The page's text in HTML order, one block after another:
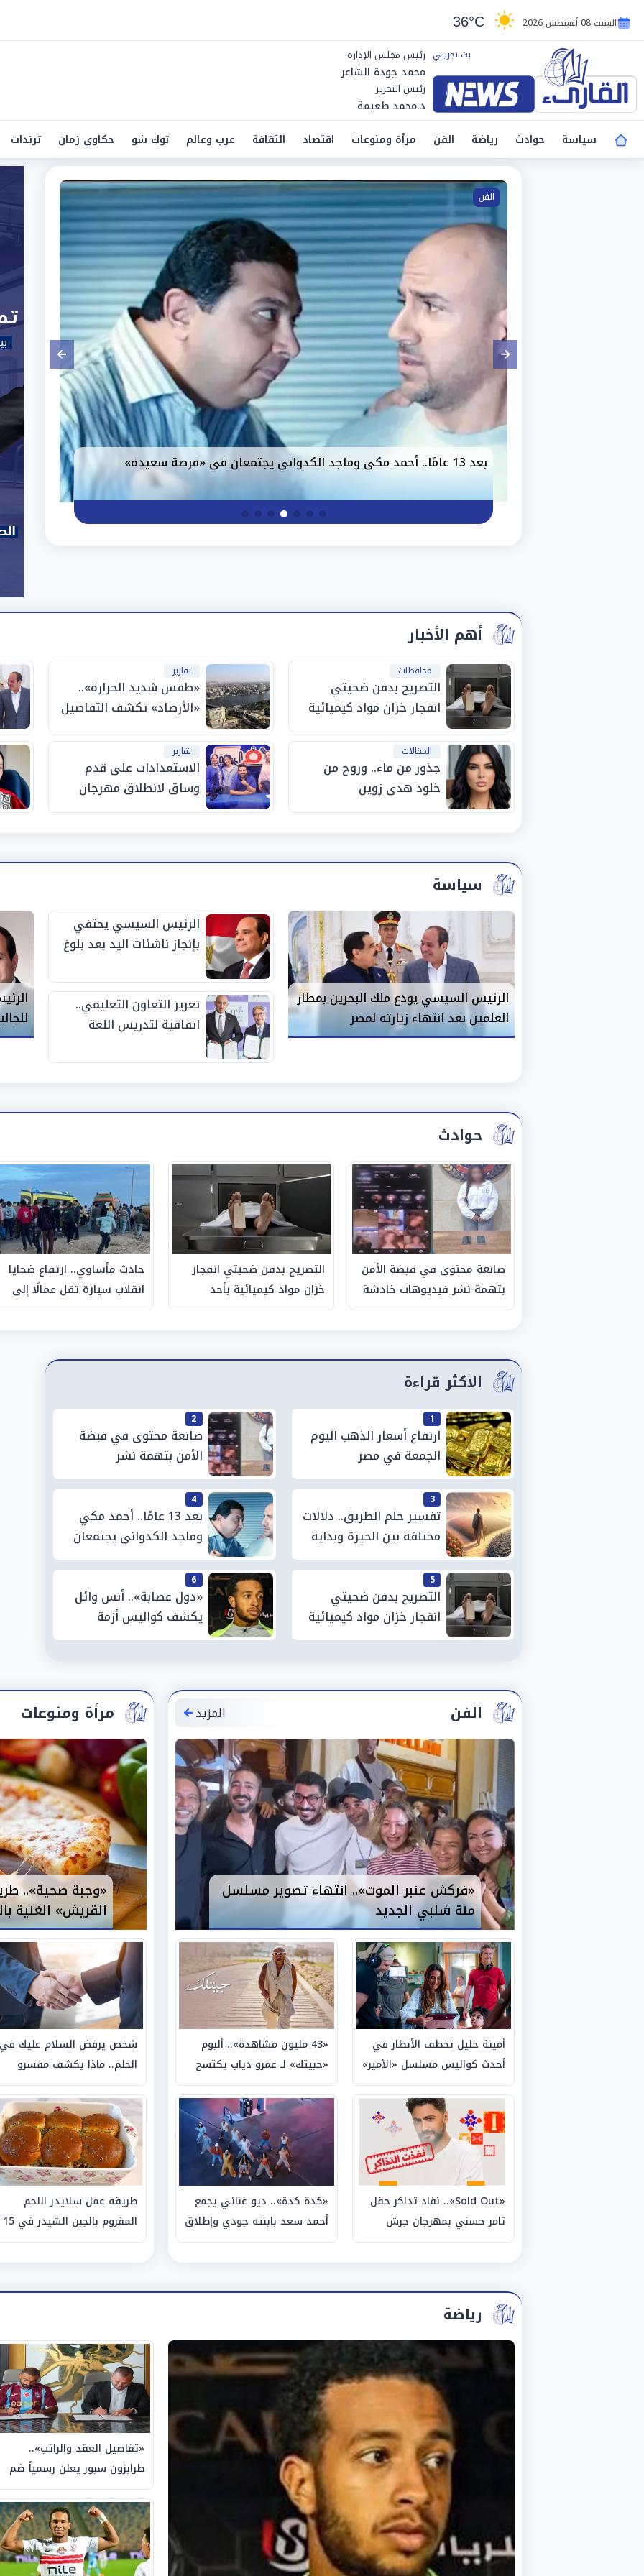
السبت 08 أغسطس 2026 36°C
رئيس مجلس الإدارة
محمد جودة الشاعر
رئيس التحرير
د.محمد طعيمة
سياسة
حوادث رياضة الفن مرأة ومنوعات اقتصاد الثقافة عرب وعالم توك شو حكاوي زمان ترندات
القارئ نيوز
موقع اخباري يهتم بالأخبار في مصر والعالم العربي يقدم
اقتصاد
ارتفاع أسعار الذهب اليوم الجمعة في مصر
أهم الأخبار
محافظات
التصريح بدفن ضحيتي
انفجار خزان مواد كيميائية
بأحد مصانع الفيوم
تقارير
«طقس شديد الحرارة»..
«الأرصاد» تكشف التفاصيل
والظواهر الجوية اليوم
الجمعة
المقالات
جذور من ماء.. وروح من
خلود هدى زوين
تقارير
الاستعدادات على قدم
وساق لانطلاق مهرجان
"الأفضل بين الأفضل" في
سياسة
الرئيس السيسي يودع ملك البحرين بمطار
العلمين بعد انتهاء زيارته لمصر
الرئيس السيسي يحتفي
بإنجاز ناشئات اليد بعد بلوغ
تعزيز التعاون التعليمي..
اتفاقية لتدريس اللغة
المصرية اليابانية
حوادث
صانعة محتوى في قبضة الأمن
بتهمة نشر فيديوهات خادشة
للحياء
التصريح بدفن ضحيتي انفجار
خزان مواد كيميائية بأحد
مصانع الفيوم
حادث مأساوي.. ارتفاع ضحايا
انقلاب سيارة تقل عمالًا إلى
14 شخصًا
الأكثر قراءة
1
ارتفاع أسعار الذهب اليوم
الجمعة في مصر
2
صانعة محتوى في قبضة
الأمن بتهمة نشر
فيديوهات خادشة للحياء
3
تفسير حلم الطريق.. دلالات
مختلفة بين الحيرة وبداية
مرحلة جديدة
4
بعد 13 عامًا.. أحمد مكي
وماجد الكدواني يجتمعان
في «فرصة سعيدة»
5
التصريح بدفن ضحيتي
انفجار خزان مواد كيميائية
بأحد مصانع الفيوم
6
«دول عصابة».. أنس وائل
يكشف كواليس أزمة
استبعاده المفاجئ من
الفن المزيد
«فركش عنبر الموت».. انتهاء تصوير مسلسل
منة شلبي الجديد
أمينة خليل تخطف الأنظار في
أحدث كواليس مسلسل «الأمير»
مع أحمد عز
«43 مليون مشاهدة».. ألبوم
«حبيتك» لـ عمرو دياب يكتسح
المنصات الرقمية
«Sold Out».. نفاد تذاكر حفل
تامر حسني بمهرجان جرش
2026 بالكامل
«كدة كدة».. ديو غنائي يجمع
أحمد سعد بابنته جودي وإطلاق
الألبوم قريبًا
مرأة ومنوعات
«وجبة صحية»..
القريش» الغنية
شخص يرفض السلام عليك في
الحلم.. ماذا يكشف مفسرو
الأحلام؟
طريقة عمل سلايدر اللحم
المفروم بالجبن الشيدر في 15
دقيقة
رياضة
«تفاصيل العقد والراتب»..
طرابزون سبور يعلن رسمياً ضم
محمد صلاح لمدة عامين